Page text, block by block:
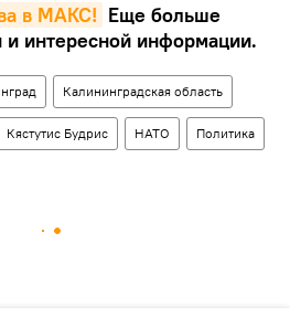
в MAКС! Еще больше
и интересной информации.
Калининградская область
Кястутис Будрис НАТО Политика